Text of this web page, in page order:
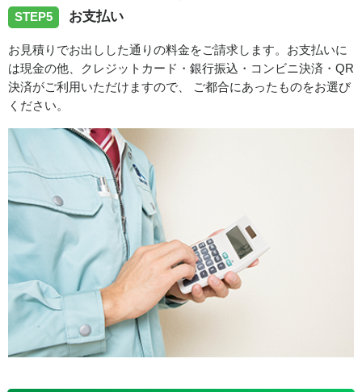
STEP5 お支払い
お見積りでお出しした通りの料金をご請求します。お支払いに
は現金の他、クレジットカード・銀行振込・コンビニ決済・QR
決済がご利用いただけますので、 ご都合にあったものをお選び
ください。